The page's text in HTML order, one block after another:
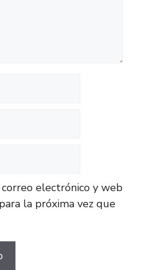
electrónico y web
la próxima vez que